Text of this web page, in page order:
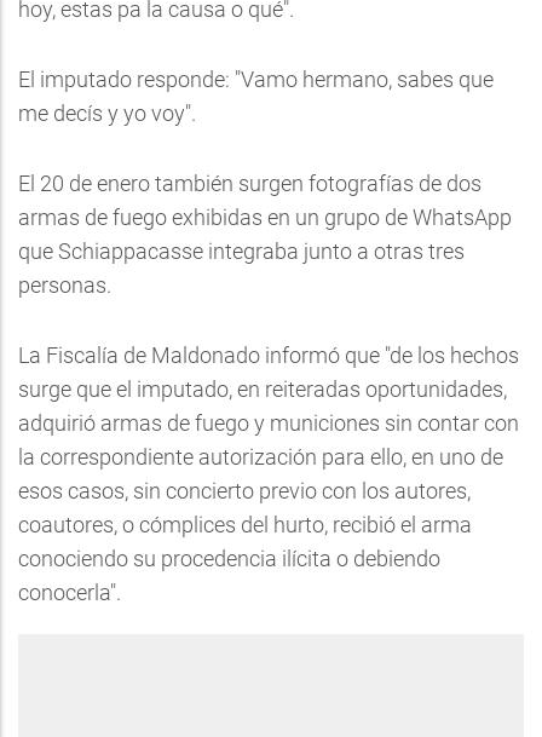
hoy, estas pa la causa o qué".
El imputado responde: "Vamo hermano, sabes que
me decís y yo voy".
El 20 de enero también surgen fotografías de dos
armas de fuego exhibidas en un grupo de WhatsApp
que Schiappacasse integraba junto a otras tres
personas.
La Fiscalía de Maldonado informó que "de los hechos
surge que el imputado, en reiteradas oportunidades,
adquirió armas de fuego y municiones sin contar con
la correspondiente autorización para ello, en uno de
esos casos, sin concierto previo con los autores,
coautores, o cómplices del hurto, recibió el arma
conociendo su procedencia ilícita o debiendo
conocerla".